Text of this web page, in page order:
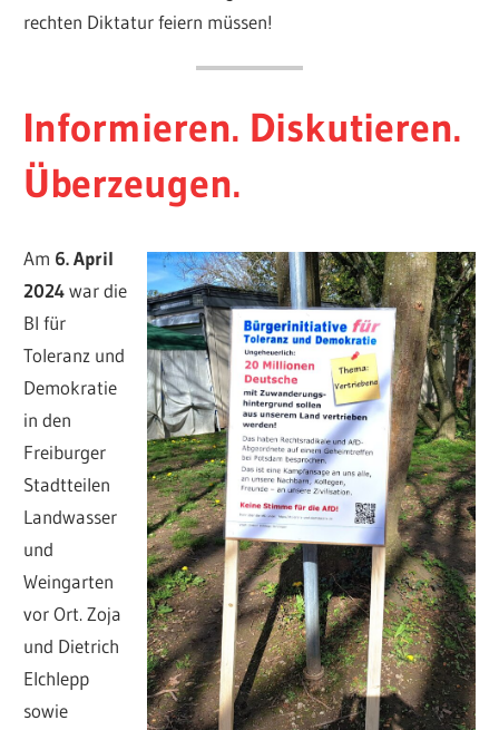
rechten Diktatur feiern müssen!
Informieren. Diskutieren.
Überzeugen.
Am 6. April
2024war die
BI für
Toleranz und
Demokratie
in den
Freiburger
Stadtteilen
Landwasser
und
Weingarten
vor Ort. Zoja
und Dietrich
Elchlepp
sowie